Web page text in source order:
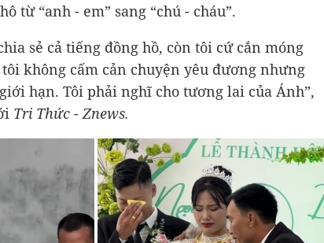
từ “anh - em” sang “chú - cháu”.
sẻ cả tiếng đồng hồ, còn tôi cứ cắn móng
không cấm cản chuyện yêu đương nhưng
hạn. Tôi phải nghĩ cho tương lai của Ánh”,
Tri Thức - Znews.